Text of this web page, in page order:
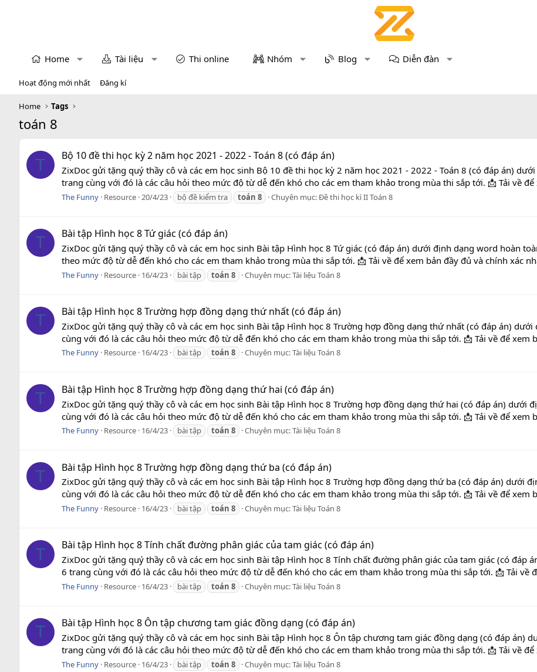
Home Tài liệu Thi online Nhóm Blog Diễn đàn
Hoạt động mới nhất Đăng kí
Home Tags
toán 8
T Bộ 10 đề thi học kỳ 2 năm học 2021 - 2022 - Toán 8 (có đáp án)
ZixDoc gửi tặng quý thầy cô và các em học sinh Bộ 10 đề thi học kỳ 2 năm học 2021 - 2022 - Toán 8 (có đáp án)
trang cùng với đó là các câu hỏi theo mức độ từ dễ đến khó cho các em tham khảo trong mùa thi sắp tới. 📩 Tải về để
The Funny Resource 20/4/23 bộ đề kiểm tra toán 8 Chuyên mục:Đề thi học kì II Toán 8
T Bài tập Hình học 8 Tứ giác (có đáp án)
ZixDoc gửi tặng quý thầy cô và các em học sinh Bài tập Hình học 8 Tứ giác (có đáp án) dưới định dạng word hoàn
theo mức độ từ dễ đến khó cho các em tham khảo trong mùa thi sắp tới. 📩 Tải về để xem bản đầy đủ và chính xác
The Funny Resource 16/4/23 bài tập toán 8 Chuyên mục:Tài liệu Toán 8
T Bài tập Hình học 8 Trường hợp đồng dạng thứ nhất (có đáp án)
ZixDoc gửi tặng quý thầy cô và các em học sinh Bài tập Hình học 8 Trường hợp đồng dạng thứ nhất (có đáp án)
cùng với đó là các câu hỏi theo mức độ từ dễ đến khó cho các em tham khảo trong mùa thi sắp tới. 📩 Tải về để xem
The Funny Resource 16/4/23 bài tập toán 8 Chuyên mục:Tài liệu Toán 8
T Bài tập Hình học 8 Trường hợp đồng dạng thứ hai (có đáp án)
ZixDoc gửi tặng quý thầy cô và các em học sinh Bài tập Hình học 8 Trường hợp đồng dạng thứ hai (có đáp án) dưới
cùng với đó là các câu hỏi theo mức độ từ dễ đến khó cho các em tham khảo trong mùa thi sắp tới. 📩 Tải về để xem
The Funny Resource 16/4/23 bài tập toán 8 Chuyên mục:Tài liệu Toán 8
T Bài tập Hình học 8 Trường hợp đồng dạng thứ ba (có đáp án)
ZixDoc gửi tặng quý thầy cô và các em học sinh Bài tập Hình học 8 Trường hợp đồng dạng thứ ba (có đáp án) dưới
cùng với đó là các câu hỏi theo mức độ từ dễ đến khó cho các em tham khảo trong mùa thi sắp tới. 📩 Tải về để xem
The Funny Resource 16/4/23 bài tập toán 8 Chuyên mục:Tài liệu Toán 8
T Bài tập Hình học 8 Tính chất đường phân giác của tam giác (có đáp án)
ZixDoc gửi tặng quý thầy cô và các em học sinh Bài tập Hình học 8 Tính chất đường phân giác của tam giác (có đáp
6 trang cùng với đó là các câu hỏi theo mức độ từ dễ đến khó cho các em tham khảo trong mùa thi sắp tới. 📩 Tải về
The Funny Resource 16/4/23 bài tập toán 8 Chuyên mục:Tài liệu Toán 8
T Bài tập Hình học 8 Ôn tập chương tam giác đồng dạng (có đáp án)
ZixDoc gửi tặng quý thầy cô và các em học sinh Bài tập Hình học 8 Ôn tập chương tam giác đồng dạng (có đáp án)
trang cùng với đó là các câu hỏi theo mức độ từ dễ đến khó cho các em tham khảo trong mùa thi sắp tới. 📩 Tải về để
The Funny Resource 16/4/23 bài tập toán 8 Chuyên mục:Tài liệu Toán 8